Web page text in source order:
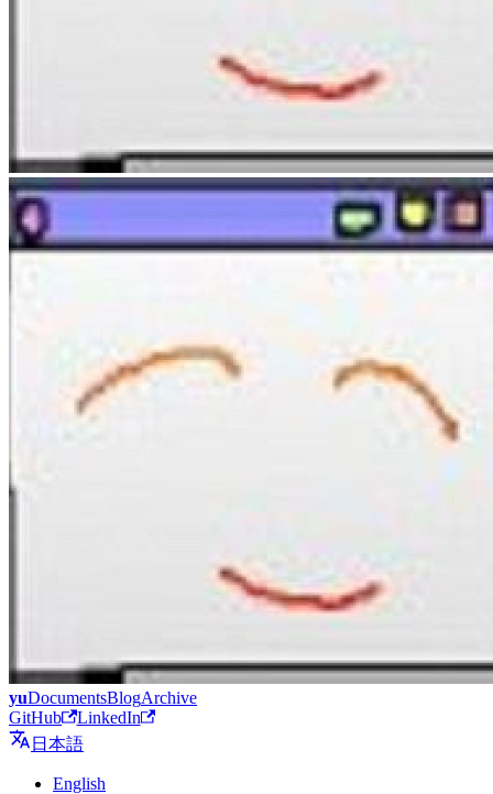
yuDocumentsBlogArchive
GitHub
LinkedIn
日本語
English